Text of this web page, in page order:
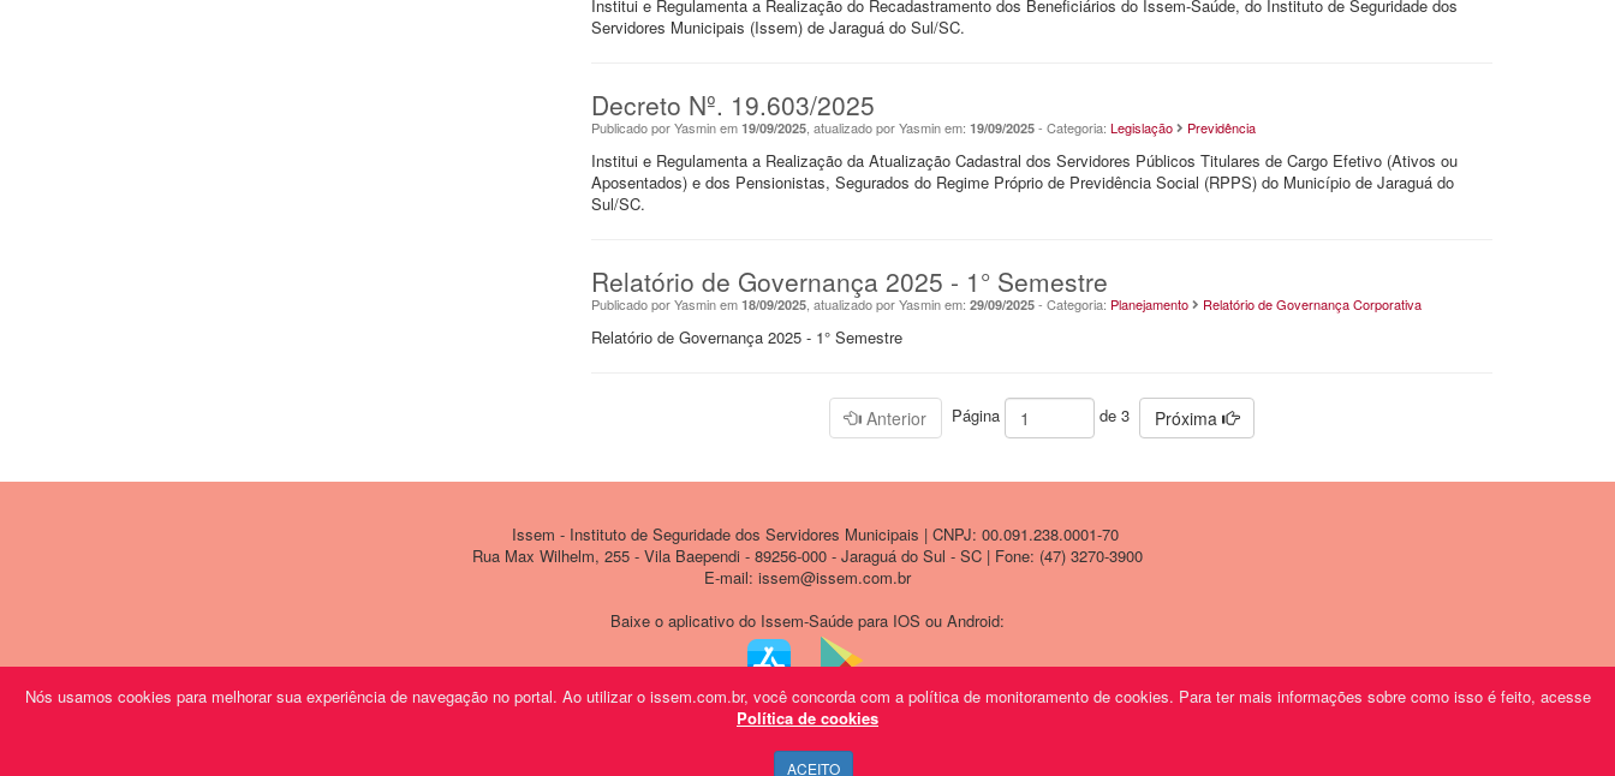
Nós usamos cookies para melhorar sua experiência de navegação no portal. Ao utilizar o issem.com.br, você concorda com a política de monitoramento de cookies. Para ter mais informações sobre como isso é feito, acesse
Política de cookies
ACEITO
Institui e Regulamenta a Realização do Recadastramento dos Beneficiários do Issem-Saúde, do Instituto de Seguridade dos
Servidores Municipais (Issem) de Jaraguá do Sul/SC.
Decreto Nº. 19.603/2025
Publicado por Yasmin em 19/09/2025 , atualizado por Yasmin em: 19/09/2025 - Categoria: Legislação Previdência
Institui e Regulamenta a Realização da Atualização Cadastral dos Servidores Públicos Titulares de Cargo Efetivo (Ativos ou
Aposentados) e dos Pensionistas, Segurados do Regime Próprio de Previdência Social (RPPS) do Município de Jaraguá do
Sul/SC.
Relatório de Governança 2025 - 1° Semestre
Publicado por Yasmin em 18/09/2025 , atualizado por Yasmin em: 29/09/2025 - Categoria: Planejamento Relatório de Governança Corporativa
Relatório de Governança 2025 - 1° Semestre
Anterior Página de 3 Próxima
Issem - Instituto de Seguridade dos Servidores Municipais | CNPJ: 00.091.238.0001-70
Rua Max Wilhelm, 255 - Vila Baependi - 89256-000 - Jaraguá do Sul - SC | Fone: (47) 3270-3900
E-mail: issem@issem.com.br
Baixe o aplicativo do Issem-Saúde para IOS ou Android: